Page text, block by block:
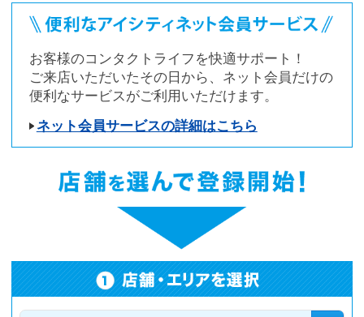
ご注意事項(必ずお読みください)
1 一部対象外の店舗がございます。
戸塚トツカーナモール店は、らくらくWeb登録は
仮会員証番号は登録した店舗以外の全国のアイシ
仮会員証番号をお伝えいただけないと、割引が受
けられない場合がございます。ご注意ください。
仮登録いただいてから90日ご来店のない場合は、
お客様情報を削除させていただきます。
すでにアイシティの会員の方は、らくらくWeb登
録をご利用いただけません。会員の方はクーポン
をご利用ください。